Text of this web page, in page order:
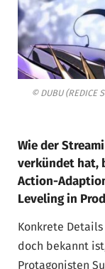
© DUBU (REDICE
Wie der
verkündet hat,
Action-
Leveling in
Konkrete
doch bekannt
Protagonisten